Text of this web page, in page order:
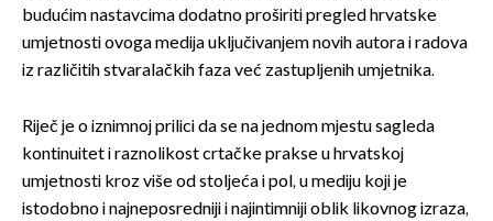
budućim nastavcima dodatno proširiti pregled hrvatske
umjetnosti ovoga medija uključivanjem novih autora i radova
iz različitih stvaralačkih faza već zastupljenih umjetnika.
Riječ je o iznimnoj prilici da se na jednom mjestu sagleda
kontinuitet i raznolikost crtačke prakse u hrvatskoj
umjetnosti kroz više od stoljeća i pol, u mediju koji je
istodobno i najneposredniji i najintimniji oblik likovnog izraza,